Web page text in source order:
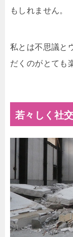
もしれません。
私とは不思議と
だくのがとても
若々しく社